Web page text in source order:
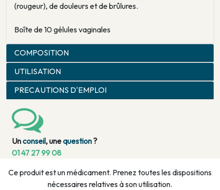
(rougeur), de douleurs et de brûlures.
Boîte de 10 gélules vaginales
COMPOSITION
UTILISATION
PRECAUTIONS D'EMPLOI
Unconseil, unequestion?
01 47 27 99 08
Ce produit est un médicament. Prenez toutes les dispositions
nécessaires relatives à son utilisation.